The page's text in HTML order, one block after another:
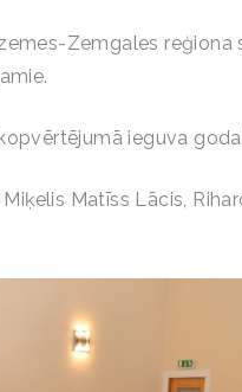
Zemgales reģiona
ieguva
Matīss Lācis,